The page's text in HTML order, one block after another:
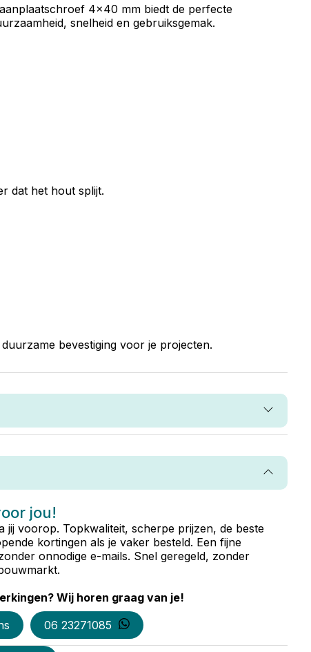
4x40 mm biedt de perfecte
snelheid en gebruiksgemak.
dat het hout splijt.
bevestiging voor je projecten.
jou!
jij voorop. Topkwaliteit, scherpe prijzen, de beste
kortingen als je vaker besteld. Een fijne
onnodige e-mails. Snel geregeld, zonder
Wij horen graag van je!
06 23271085